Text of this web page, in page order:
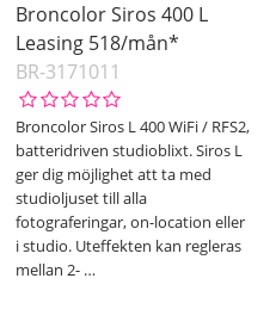
Broncolor Siros 400 L
Leasing 518/mån*
BR-3171011
Broncolor Siros L 400 WiFi / RFS2,
batteridriven studioblixt. Siros L
ger dig möjlighet att ta med
studioljuset till alla
fotograferingar, on-location eller
i studio. Uteffekten kan regleras
mellan 2- …